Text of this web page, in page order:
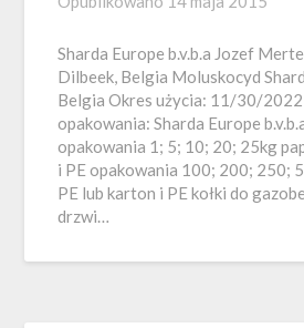
Sharda Europe b.v.b.a Jozef
Dilbeek, Belgia Moluskocyd
Belgia Okres użycia: 11/30/2022
opakowania: Sharda Europe
opakowania 1; 5; 10; 20; 25kg
i PE opakowania 100; 200; 250;
PE lub karton i PE kołki do
drzwi…